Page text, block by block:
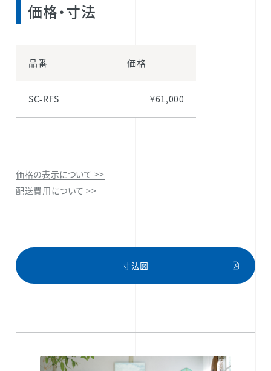
価格・寸法
品番 価格
SC-RFS ¥61,000
価格の表示について >>
配送費用について >>
寸法図